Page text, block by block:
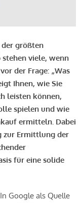
größten
stehen viele, wenn
der Frage: „Was
Ihnen, wie Sie
leisten können,
spielen und wie
ermitteln. Dabei
zur Ermittlung der
für eine solide
In Google als Quelle